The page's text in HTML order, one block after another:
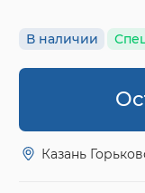
В наличии
Казань